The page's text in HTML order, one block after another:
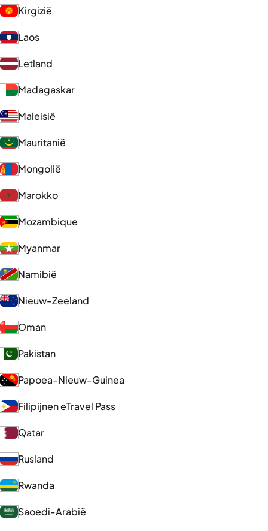
Kirgizië
Laos
Letland
Madagaskar
Maleisië
Mauritanië
Mongolië
Marokko
Mozambique
Myanmar
Namibië
Nieuw-Zeeland
Oman
Pakistan
Papoea-Nieuw-Guinea
Filipijnen eTravel Pass
Qatar
Rusland
Rwanda
Saoedi-Arabië